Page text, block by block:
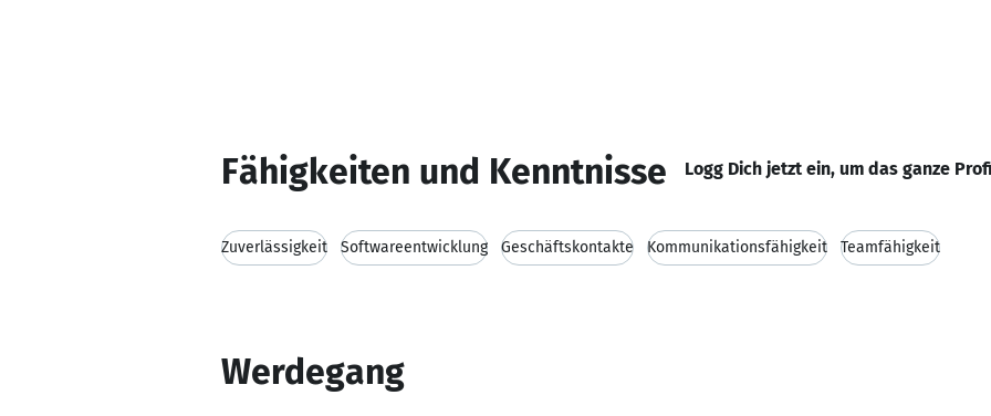
Fähigkeiten und Kenntnisse Logg Dich jetzt ein, um das ganze
Zuverlässigkeit Softwareentwicklung Geschäftskontakte Kommunikationsfähigkeit Teamfähigkeit
Werdegang